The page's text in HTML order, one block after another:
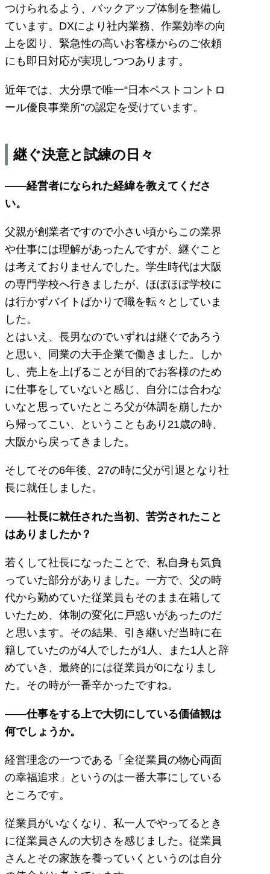
つけられるよう、バックアップ体制を整備し
ています。DXにより社内業務、作業効率の向
上を図り、緊急性の高いお客様からのご依頼
にも即日対応が実現しつつあります。
近年では、大分県で唯一“日本ペストコントロ
ール優良事業所”の認定を受けています。
継ぐ決意と試練の日々
――経営者になられた経緯を教えてくださ
い。
父親が創業者ですので小さい頃からこの業界
や仕事には理解があったんですが、継ぐこと
は考えておりませんでした。学生時代は大阪
の専門学校へ行きましたが、ほぼほぼ学校に
は行かずバイトばかりで職を転々としていま
した。
とはいえ、長男なのでいずれは継ぐであろう
と思い、同業の大手企業で働きました。しか
し、売上を上げることが目的でお客様のため
に仕事をしていないと感じ、自分には合わな
いなと思っていたところ父が体調を崩したか
ら帰ってこい、ということもあり21歳の時、
大阪から戻ってきました。
そしてその6年後、27の時に父が引退となり社
長に就任しました。
――社長に就任された当初、苦労されたこと
はありましたか？
若くして社長になったことで、私自身も気負
っていた部分がありました。一方で、父の時
代から勤めていた従業員もそのまま在籍して
いたため、体制の変化に戸惑いがあったのだ
と思います。その結果、引き継いだ当時に在
籍していたのが4人でしたが1人、また1人と辞
めていき、最終的には従業員が0になりまし
た。その時が一番辛かったですね。
――仕事をする上で大切にしている価値観は
何でしょうか。
経営理念の一つである「全従業員の物心両面
の幸福追求」というのは一番大事にしている
ところです。
従業員がいなくなり、私一人でやってるとき
に従業員さんの大切さを感じました。従業員
さんとその家族を養っていくというのは自分